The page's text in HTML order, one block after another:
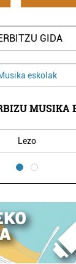
GIDA
eskolak
MUSIKA
Lezo